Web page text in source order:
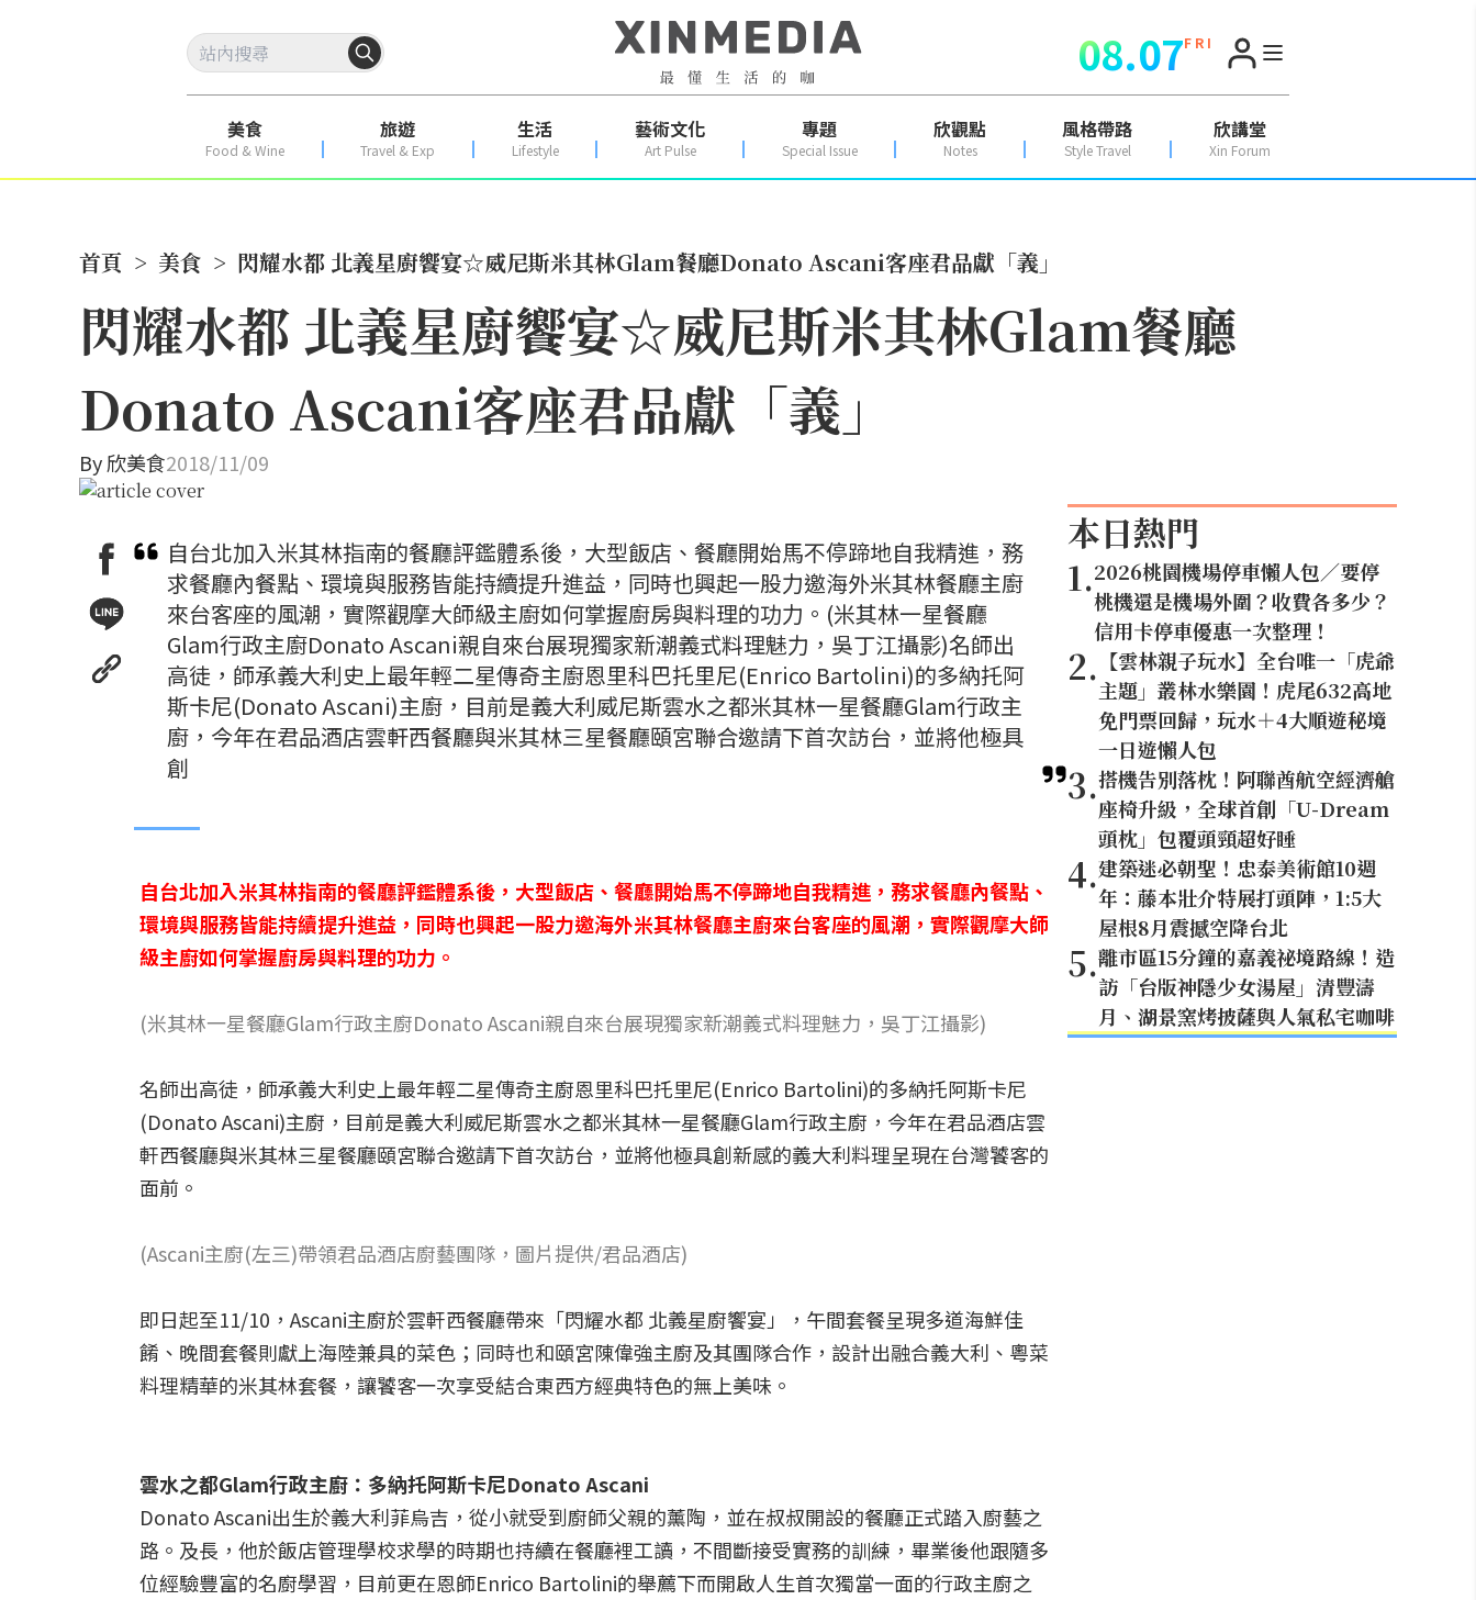
08.07F R I
美食
Food & Wine
旅遊
Travel & Exp
生活
Lifestyle
藝術文化
Art Pulse
專題
Special Issue
欣觀點
Notes
風格帶路
Style Travel
欣講堂
Xin Forum
首頁 > 美食 > 閃耀水都 北義星廚饗宴☆威尼斯米其林Glam餐廳Donato Ascani客座君品獻「義」
閃耀水都 北義星廚饗宴☆威尼斯米其林Glam餐廳
Donato Ascani客座君品獻「義」
By欣美食2018/11/09
自台北加入米其林指南的餐廳評鑑體系後，大型飯店、餐廳開始馬不停蹄地自我精進，務
求餐廳內餐點、環境與服務皆能持續提升進益，同時也興起一股力邀海外米其林餐廳主廚
來台客座的風潮，實際觀摩大師級主廚如何掌握廚房與料理的功力。(米其林一星餐廳
Glam行政主廚Donato Ascani親自來台展現獨家新潮義式料理魅力，吳丁江攝影)名師出
高徒，師承義大利史上最年輕二星傳奇主廚恩里科巴托里尼(Enrico Bartolini)的多納托阿
斯卡尼(Donato Ascani)主廚，目前是義大利威尼斯雲水之都米其林一星餐廳Glam行政主
廚，今年在君品酒店雲軒西餐廳與米其林三星餐廳頤宮聯合邀請下首次訪台，並將他極具
創
自台北加入米其林指南的餐廳評鑑體系後，大型飯店、餐廳開始馬不停蹄地自我精進，務求餐廳內餐點、
環境與服務皆能持續提升進益，同時也興起一股力邀海外米其林餐廳主廚來台客座的風潮，實際觀摩大師
級主廚如何掌握廚房與料理的功力。
(米其林一星餐廳Glam行政主廚Donato Ascani親自來台展現獨家新潮義式料理魅力，吳丁江攝影)
名師出高徒，師承義大利史上最年輕二星傳奇主廚恩里科巴托里尼(Enrico Bartolini)的多納托阿斯卡尼
(Donato Ascani)主廚，目前是義大利威尼斯雲水之都米其林一星餐廳Glam行政主廚，今年在君品酒店雲
軒西餐廳與米其林三星餐廳頤宮聯合邀請下首次訪台，並將他極具創新感的義大利料理呈現在台灣饕客的
面前。
(Ascani主廚(左三)帶領君品酒店廚藝團隊，圖片提供/君品酒店)
即日起至11/10，Ascani主廚於雲軒西餐廳帶來「閃耀水都 北義星廚饗宴」，午間套餐呈現多道海鮮佳
餚、晚間套餐則獻上海陸兼具的菜色；同時也和頤宮陳偉強主廚及其團隊合作，設計出融合義大利、粵菜
料理精華的米其林套餐，讓饕客一次享受結合東西方經典特色的無上美味。
雲水之都Glam行政主廚：多納托阿斯卡尼Donato Ascani
Donato Ascani出生於義大利菲烏吉，從小就受到廚師父親的薰陶，並在叔叔開設的餐廳正式踏入廚藝之
路。及長，他於飯店管理學校求學的時期也持續在餐廳裡工讀，不間斷接受實務的訓練，畢業後他跟隨多
位經驗豐富的名廚學習，目前更在恩師Enrico Bartolini的舉薦下而開啟人生首次獨當一面的行政主廚之
本日熱門
1.2026桃園機場停車懶人包／要停
桃機還是機場外圍？收費各多少？
信用卡停車優惠一次整理！
2. 【雲林親子玩水】全台唯一「虎爺
主題」叢林水樂園！虎尾632高地
免門票回歸，玩水＋4大順遊秘境
一日遊懶人包
3.搭機告別落枕！阿聯酋航空經濟艙
座椅升級，全球首創「U-Dream
頭枕」包覆頭頸超好睡
4.建築迷必朝聖！忠泰美術館10週
年：藤本壯介特展打頭陣，1:5大
屋根8月震撼空降台北
5.離市區15分鐘的嘉義祕境路線！造
訪「台版神隱少女湯屋」清豐濤
月、湖景窯烤披薩與人氣私宅咖啡